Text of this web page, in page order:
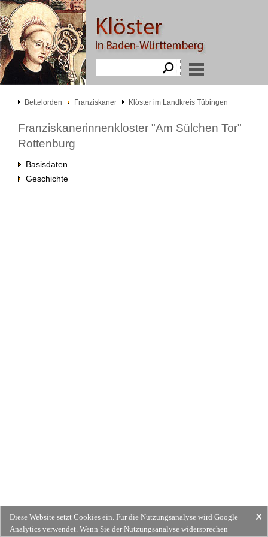
Bettelorden Franziskaner Klöster im Landkreis Tübingen
Franziskanerinnenkloster "Am Sülchen Tor"
Rottenburg
Basisdaten
Geschichte
Diese Website setzt Cookies ein. Für die Nutzungsanalyse wird Google
Analytics verwendet. Wenn Sie der Nutzungsanalyse widersprechen